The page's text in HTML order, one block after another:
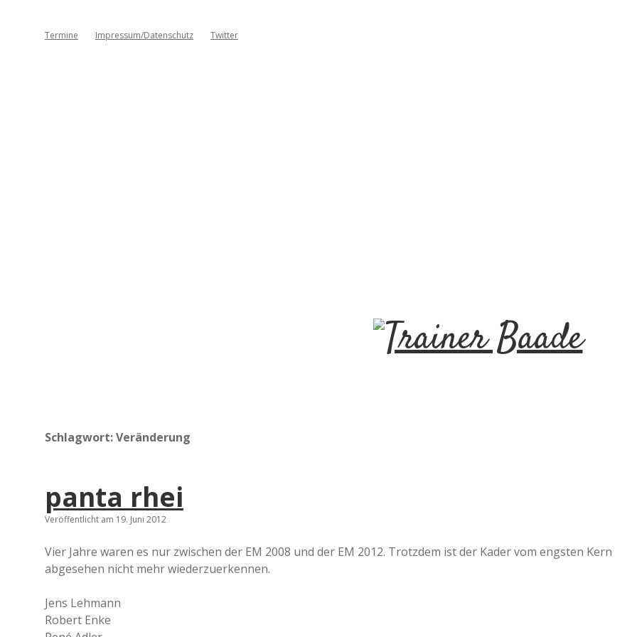
Termine Impressum/Datenschutz Twitter
T
e
Schlagwort:Veränderung
panta rhei
Veröffentlicht am 19. Juni 2012
Vier Jahre waren es nur zwischen der EM 2008 und der EM 2012. Trotzdem ist der Kader vom engsten Kern
abgesehen nicht mehr wiederzuerkennen.
Jens Lehmann
Robert Enke